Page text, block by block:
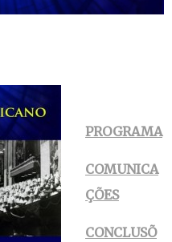
PROGRAMA
COMUNICA
ÇÕES
CONCLUSÕ